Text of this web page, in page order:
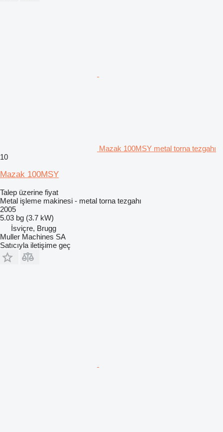
Mazak 100MSY metal torna tezgahı
10
Mazak 100MSY
Talep üzerine fiyat
Metal işleme makinesi - metal torna tezgahı
2005
5.03 bg (3.7 kW)
İsviçre, Brugg
Muller Machines SA
Satıcıyla iletişime geç